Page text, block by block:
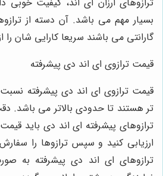
بسیار مهم می باشد. آن دسته از
گارانتی می باشند سریعا کارایی شان
قیمت ترازوی ای اند دی پیشرفته
قیمت ترازوی ای اند دی پیشرفته
تر هستند تا حدودی بالاتر می باشد.
ترازوهای پیشرفته ای اند دی باید قیمت
ارزیابی کنید و سپس ترازوها را
ترازوهای ای اند دی پیشرفته به